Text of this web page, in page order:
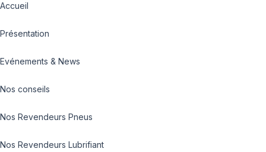
Accueil
Présentation
Evénements & News
Nos conseils
Nos Revendeurs Pneus
Nos Revendeurs Lubrifiant